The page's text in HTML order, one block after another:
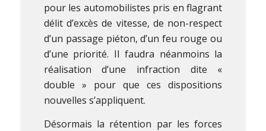
pour les automobilistes pris en flagrant
délit d’excès de vitesse, de non-respect
d’un passage piéton, d’un feu rouge ou
d’une priorité. Il faudra néanmoins la
réalisation d’une infraction dite «
double » pour que ces dispositions
nouvelles s’appliquent.
Désormais la rétention par les forces